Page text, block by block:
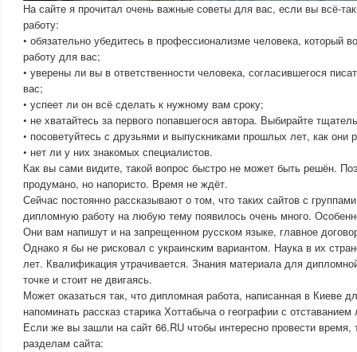
На сайте я прочитал очень важные советы для вас, если вы всё-
работу:
• обязательно убедитесь в профессионализме человека, который
работу для вас;
• уверены ли вы в ответственности человека, согласившегося
вас;
• успеет ли он всё сделать к нужному вам сроку;
• не хватайтесь за первого попавшегося автора. Выбирайте
• посоветуйтесь с друзьями и выпускниками прошлых лет, как они
• нет ли у них знакомых специалистов.
Как вы сами видите, такой вопрос быстро не может быть решён.
продумано, но напористо. Время не ждёт.
Сейчас постоянно рассказывают о том, что таких сайтов с
дипломную работу на любую тему появилось очень много.
Они вам напишут и на запрещенном русском языке, главное
Однако я бы не рисковал с украинским вариантом. Наука в их
лет. Квалификация утрачивается. Знания материала для
точке и стоит не двигаясь.
Может оказаться так, что дипломная работа, написанная в Киеве
напоминать рассказ старика Хоттабыча о географии с отставанием
Если же вы зашли на сайт 66.RU чтобы интересно провести время,
разделам сайта: